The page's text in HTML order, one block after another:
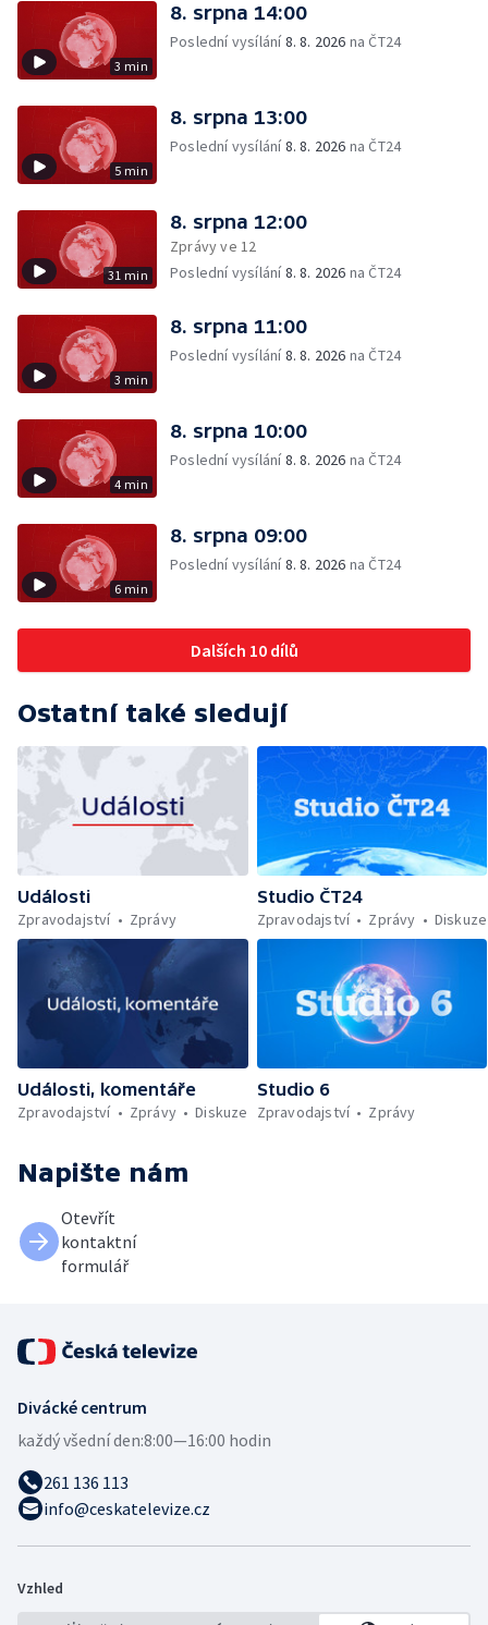
3 min
8. srpna 14:00
Poslední vysílání8. 8. 2026 na ČT24
5 min
8. srpna 13:00
Poslední vysílání8. 8. 2026 na ČT24
31 min
8. srpna 12:00
Zprávy ve 12
Poslední vysílání8. 8. 2026 na ČT24
3 min
8. srpna 11:00
Poslední vysílání8. 8. 2026 na ČT24
4 min
8. srpna 10:00
Poslední vysílání8. 8. 2026 na ČT24
6 min
8. srpna 09:00
Poslední vysílání8. 8. 2026 na ČT24
Dalších 10 dílů
Ostatní také sledují
Události
Zpravodajství
Zprávy
Studio ČT24
Zpravodajství
Zprávy Diskuze
Události, komentáře
Zpravodajství
Zprávy Diskuze
Studio 6
Zpravodajství
Zprávy
Napište nám
Otevřít
kontaktní
formulář
Divácké centrum
každý všední den:8:00—16:00 hodin
261 136 113
info@ceskatelevize.cz
Vzhled